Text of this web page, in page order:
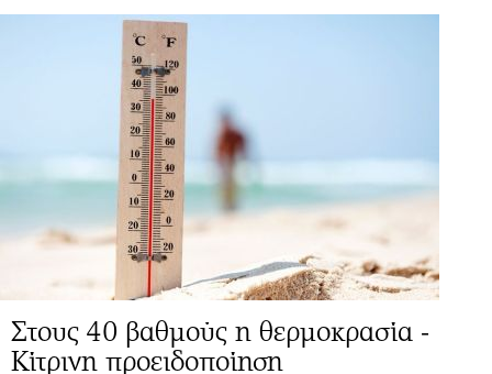
Στους 40 βαθμούς η θερμοκρασία -
Κίτρινη προειδοποίηση